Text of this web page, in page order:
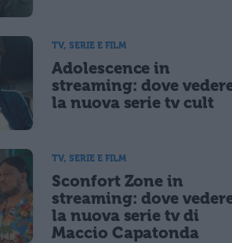
TV, SERIE E FILM
Adolescence in
streaming: dove
la nuova serie tv cult
TV, SERIE E FILM
Sconfort Zone in
streaming: dove
la nuova serie tv di
Maccio Capatonda